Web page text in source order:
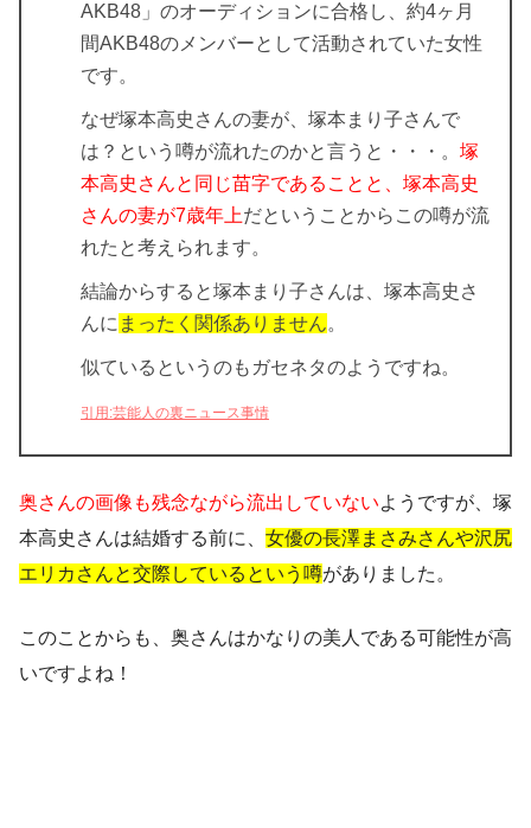
AKB48」のオーディションに合格し、約4ヶ月
間AKB48のメンバーとして活動されていた女性
です。
なぜ塚本高史さんの妻が、塚本まり子さんで
は？という噂が流れたのかと言うと・・・。 塚
本高史さんと同じ苗字であることと、塚本高史
さんの妻が7歳年上だということからこの噂が流
れたと考えられます。
結論からすると塚本まり子さんは、塚本高史さ
んに まったく関係ありません。
似ているというのも ガセネタのようですね。
引用:芸能人の裏ニュース事情
奥さんの画像も残念ながら流出していないようですが、塚
本高史さんは結婚する前に、 女優の長澤まさみさんや沢尻
エリカさんと交際しているという噂がありました。
このことからも、奥さんはかなりの美人である可能性が高
いですよね！